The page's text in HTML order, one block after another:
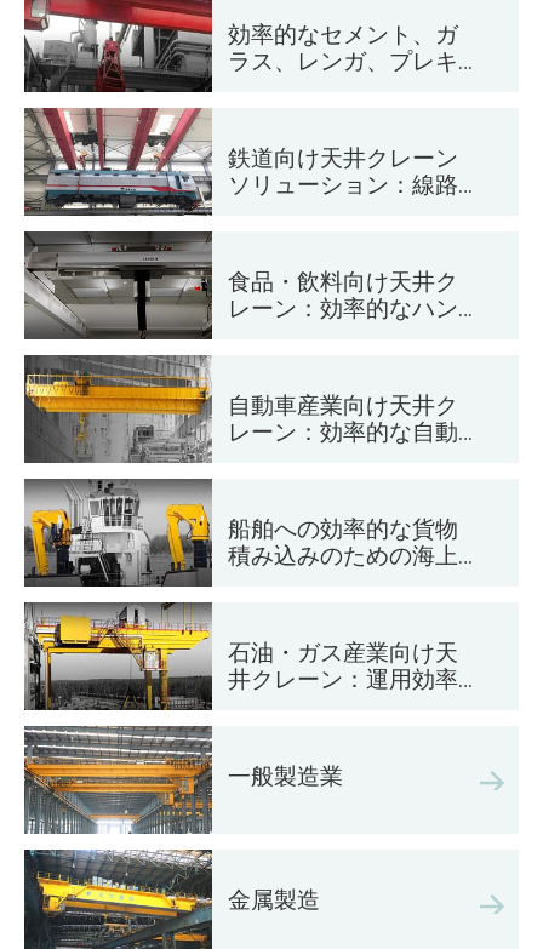
効率的なセメント、ガ
ラス、レンガ、プレキ
ン
鉄道向け天井クレーン
ソリューション：線路
食品・飲料向け天井ク
レーン：効率的なハン
ン
自動車産業向け天井ク
レーン：効率的な自動
船舶への効率的な貨物
積み込みのための海上
石油・ガス産業向け天
井クレーン：運用効率
一般製造業
金属製造